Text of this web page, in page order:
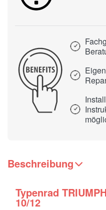
Beschreibung
Typenrad
10/12